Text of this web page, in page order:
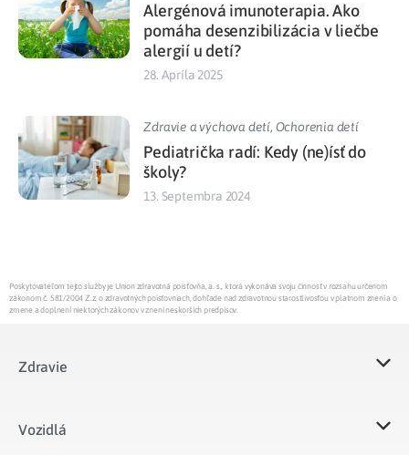
Alergénová imunoterapia. Ako
pomáha desenzibilizácia v liečbe
alergií u detí?
28. Apríla 2025
Zdravie a výchova detí, Ochorenia detí
Pediatrička radí: Kedy (ne)ísť do
školy?
13. Septembra 2024
Poskytovateľom tejto služby je Union zdravotná poisťovňa, a. s., ktorá vykonáva svoju činnosť v rozsahu určenom
zákonom č. 581/2004 Z.z. o zdravotných poisťovniach, dohľade nad zdravotnou starostlivosťou v platnom znení a o
zmene a doplnení niektorých zákonov v znení neskorších predpisov.
Zdravie
Vozidlá​